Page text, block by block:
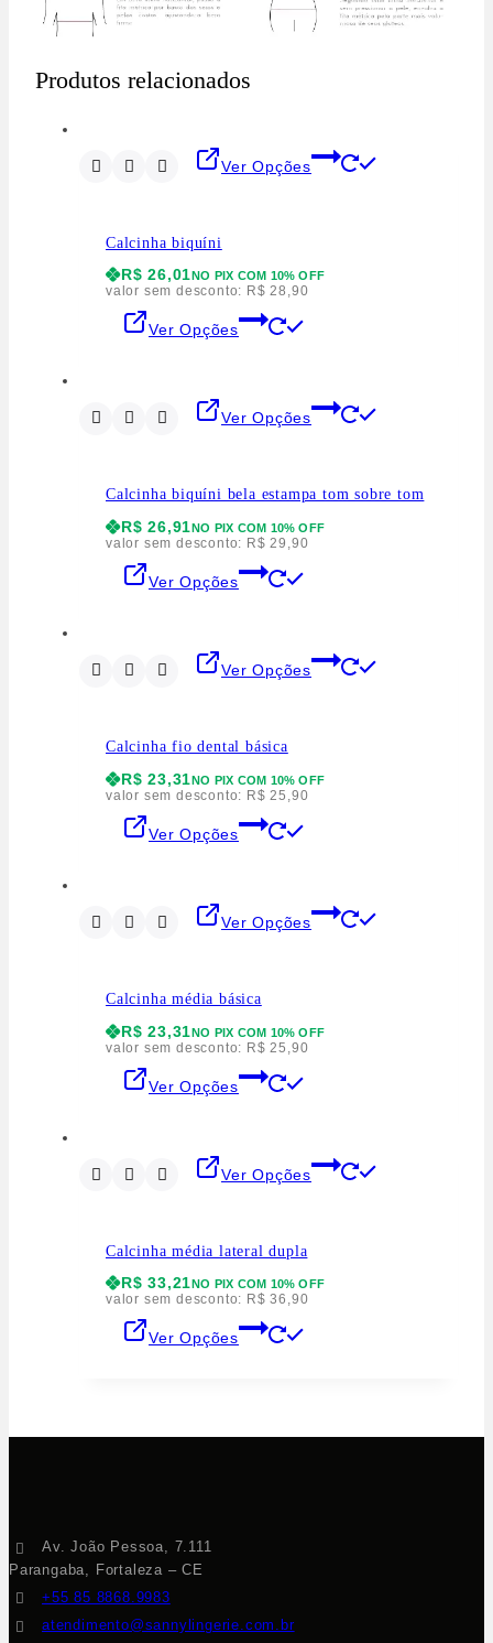
Produtos relacionados
Ver Opções
Calcinha biquíni
R$ 26,01NO PIX COM 10% OFF
valor sem desconto: R$ 28,90
Ver Opções
Ver Opções
Calcinha biquíni bela estampa tom sobre tom
R$ 26,91NO PIX COM 10% OFF
valor sem desconto: R$ 29,90
Ver Opções
Ver Opções
Calcinha fio dental básica
R$ 23,31NO PIX COM 10% OFF
valor sem desconto: R$ 25,90
Ver Opções
Ver Opções
Calcinha média básica
R$ 23,31NO PIX COM 10% OFF
valor sem desconto: R$ 25,90
Ver Opções
Ver Opções
Calcinha média lateral dupla
R$ 33,21NO PIX COM 10% OFF
valor sem desconto: R$ 36,90
Ver Opções
Av. João Pessoa, 7.111
Parangaba, Fortaleza – CE
+55 85 8868.9983
atendimento@sannylingerie.com.br